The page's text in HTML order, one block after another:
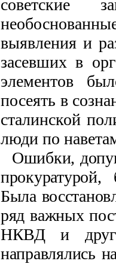
советские
выявления и
засевших в
элементов
посеять в
сталинской
люди по
Ошибки,
Была
ряд важных
НКВД и
направлялись